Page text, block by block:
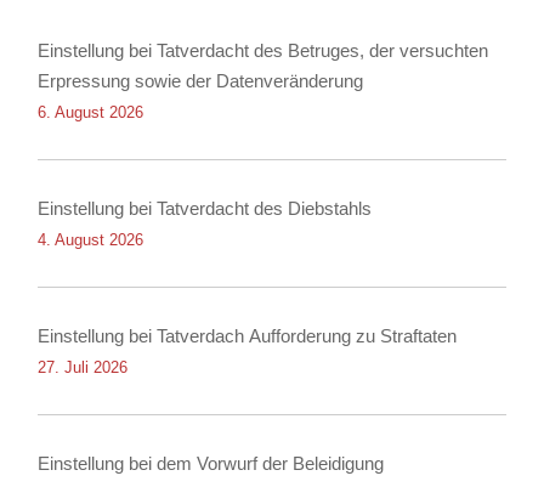
Einstellung bei Tatverdacht des Betruges, der versuchten
Erpressung sowie der Datenveränderung
6. August 2026
Einstellung bei Tatverdacht des Diebstahls
4. August 2026
Einstellung bei Tatverdach Aufforderung zu Straftaten
27. Juli 2026
Einstellung bei dem Vorwurf der Beleidigung